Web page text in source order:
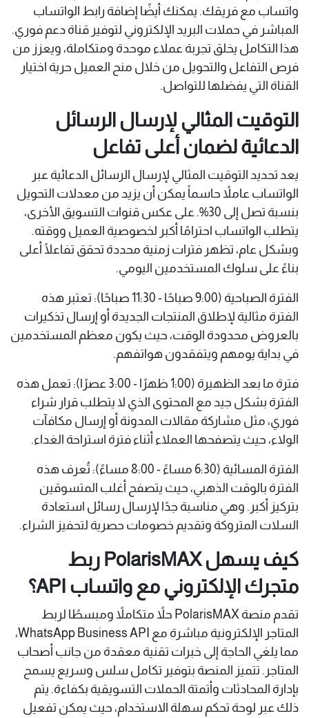
واتساب مع فريقك. يمكنك أيضًا إضافة رابط الواتساب
المباشر في حملات البريد الإلكتروني لتوفير قناة دعم فوري.
هذا التكامل يخلق تجربة عملاء موحدة ومتكاملة، ويعزز من
فرص التفاعل والتحويل من خلال منح العميل حرية اختيار
القناة التي يفضلها للتواصل.
التوقيت المثالي لإرسال الرسائل
الدعائية لضمان أعلى تفاعل
يعد تحديد التوقيت المثالي لإرسال الرسائل الدعائية عبر
الواتساب عاملاً حاسماً يمكن أن يزيد من معدلات التحويل
بنسبة تصل إلى 30%. على عكس قنوات التسويق الأخرى،
يتطلب الواتساب احترامًا أكبر لخصوصية العميل ووقته.
وبشكل عام، تظهر فترات زمنية محددة تحقق تفاعلًا أعلى
بناءً على سلوك المستخدمين اليومي.
الفترة الصباحية (9:00 صباحًا - 11:30 صباحًا): تعتبر هذه
الفترة مثالية لإطلاق المنتجات الجديدة أو إرسال تذكيرات
بالعروض محدودة الوقت، حيث يكون معظم المستخدمين
في بداية يومهم ويتفقدون هواتفهم.
فترة ما بعد الظهيرة (1:00 ظهرًا - 3:00 عصرًا): تعمل هذه
الفترة بشكل جيد مع المحتوى الذي لا يتطلب قرار شراء
فوري، مثل مشاركة مقالات المدونة أو إرسال مكافآت
الولاء، حيث يتصفحها العملاء أثناء فترة استراحة الغداء.
الفترة المسائية (6:30 مساءً - 8:00 مساءً): تُعرف هذه
الفترة بالوقت الذهبي، حيث يتصفح أغلب المتسوقين
بتركيز أكبر. وهي مناسبة جدًا لإرسال رسائل استعادة
السلات المتروكة وتقديم خصومات حصرية لتحفيز الشراء.
كيف يسهل PolarisMAX ربط
متجرك الإلكتروني مع واتساب API؟
تقدم منصة PolarisMAX حلاً متكاملاً ومبسطًا لربط
المتاجر الإلكترونية مباشرة مع WhatsApp Business API،
مما يلغي الحاجة إلى خبرات تقنية معقدة من جانب أصحاب
المتاجر. تتميز المنصة بتوفير تكامل سلس وسريع يسمح
بإدارة المحادثات وأتمتة الحملات التسويقية بكفاءة. يتم
ذلك عبر لوحة تحكم سهلة الاستخدام، حيث يمكن تفعيل